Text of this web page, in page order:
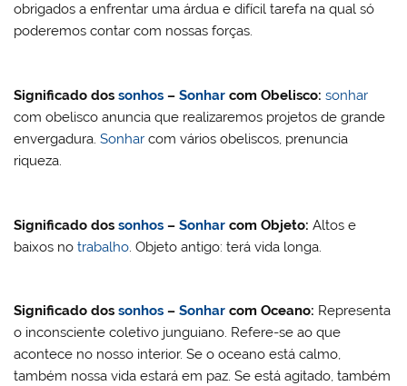
obrigados a enfrentar uma árdua e difícil tarefa na qual só
poderemos contar com nossas forças.
Significado dossonhos – Sonhar com Obelisco: sonhar
com obelisco anuncia que realizaremos projetos de grande
envergadura.Sonhar com vários obeliscos, prenuncia
riqueza.
Significado dossonhos – Sonhar comObjeto:Altos e
baixos notrabalho . Objeto antigo: terá vida longa.
Significado dossonhos – Sonhar comOceano: Representa
o inconsciente coletivo junguiano. Refere-se ao que
acontece no nosso interior. Se o oceano está calmo,
também nossa vida estará em paz. Se está agitado, também